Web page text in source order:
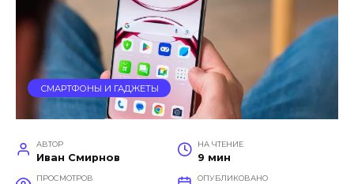
СМАРТФОНЫ И ГАДЖЕТЫ
АВТОР
Иван Смирнов
НА ЧТЕНИЕ
9 мин
ПРОСМОТРОВ ОПУБЛИКОВАНО